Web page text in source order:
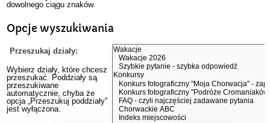
dowolnego ciągu znaków.
Opcje wyszukiwania
Przeszukaj działy:
Wybierz działy, które chcesz
przeszukać. Poddziały są
przeszukiwane
automatycznie, chyba że
opcja „Przeszukuj poddziały”
jest wyłączona.